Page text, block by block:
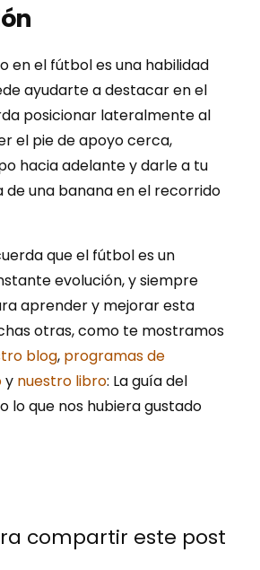
en el fútbol es una habilidad
ayudarte a destacar en el
posicionar lateralmente al
el pie de apoyo cerca,
hacia adelante y darle a tu
de una banana en el recorrido
que el fútbol es un
evolución, y siempre
aprender y mejorar esta
otras, como te mostramos
blog, programas de
y nuestro libro: La guía del
lo que nos hubiera gustado
compartir este post